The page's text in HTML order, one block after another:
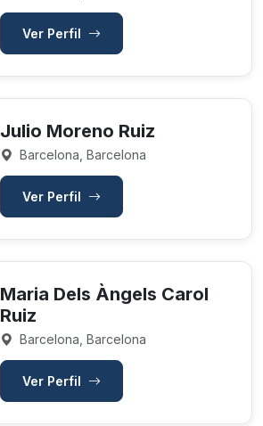
Ver Perfil
Julio Moreno Ruiz
Barcelona, Barcelona
Ver Perfil
Maria Dels Àngels Carol
Ruiz
Barcelona, Barcelona
Ver Perfil